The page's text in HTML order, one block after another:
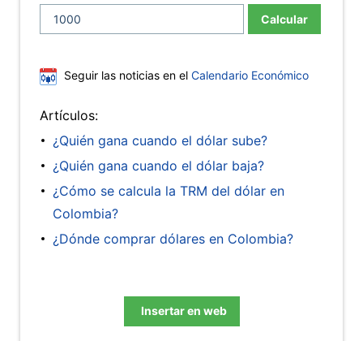
Calcular
Seguir las noticias en el Calendario Económico
Artículos:
¿Quién gana cuando el dólar sube?
¿Quién gana cuando el dólar baja?
¿Cómo se calcula la TRM del dólar en
Colombia?
¿Dónde comprar dólares en Colombia?
Insertar en web